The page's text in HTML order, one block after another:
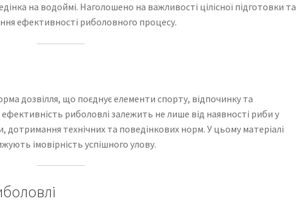
на водоймі. Наголошено на важливості цілісної підготовки та
ефективності риболовного процесу.
дозвілля, що поєднує елементи спорту, відпочинку та
риболовлі залежить не лише від наявності риби у
дотримання технічних та поведінкових норм. У цьому матеріалі
імовірність успішного улову.